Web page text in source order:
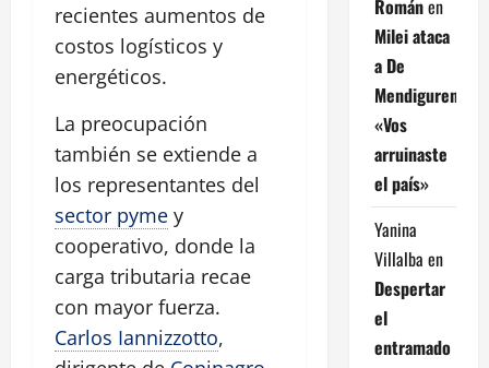
recientes aumentos de
costos logísticos y
energéticos.
La preocupación
también se extiende a
los representantes del
sector pyme y
cooperativo, donde la
carga tributaria recae
con mayor fuerza.
Carlos Iannizzotto,
Románen
Milei ataca
a De
Mendiguren:
«Vos
arruinaste
el país»
Yanina
Villalba en
Despertar
el
entramado